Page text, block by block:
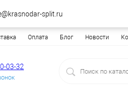
Оплата Блог Новости
03-32
split.ru